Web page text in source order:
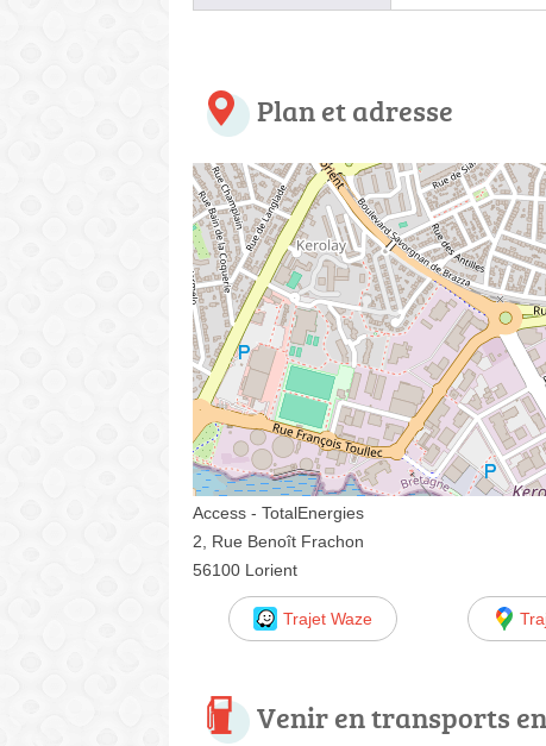
Plan et adresse
Access - TotalEnergies
2, Rue Benoît Frachon
56100 Lorient
Trajet Waze
Venir en transports